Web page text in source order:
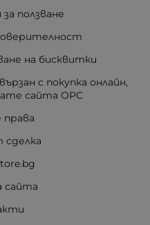
ползване
на бисквитки
с покупка онлайн,
сайта ОРС
сайта